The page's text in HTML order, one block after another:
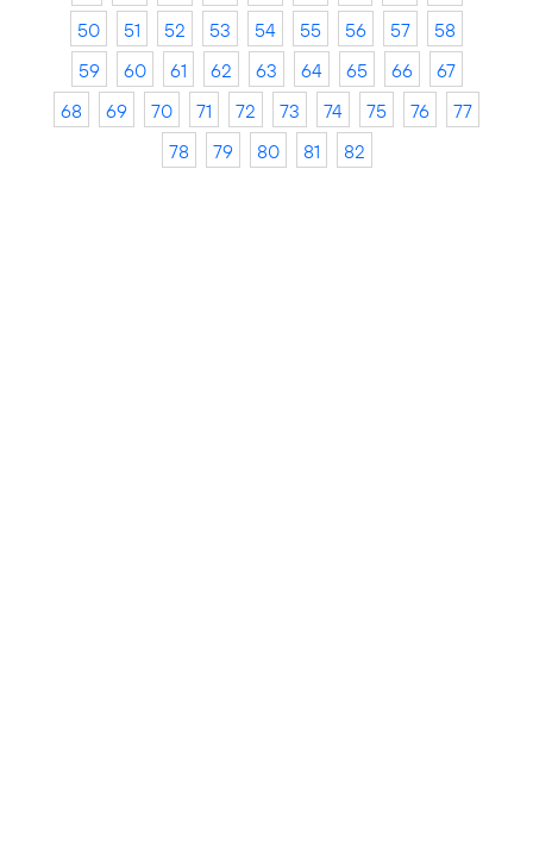
50
51 52 53 54 55 56 57
58
59
60 61 62 63 64 65 66
67
68
69 70 71 72 73 74 75 76
77
78
79 80 81 82